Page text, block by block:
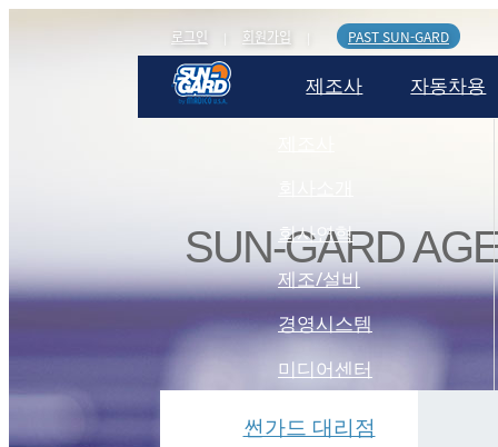
로그인 회원가입 PAST SUN-GARD
제조사 자동차용
회사연혁
제조/설비
경영시스템
미디어센터
SUN-GARD
썬가드 대리점